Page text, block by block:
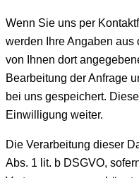
Wenn Sie uns per
werden Ihre Angaben aus
von Ihnen dort
Bearbeitung der Anfrage
bei uns gespeichert.
Einwilligung weiter.
Die Verarbeitung dieser
Abs. 1 lit. b DSGVO,